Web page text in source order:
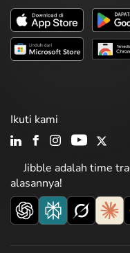
Jibble adalah time
alasannya!
Ikuti kami